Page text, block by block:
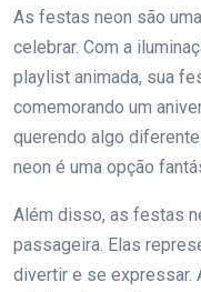
As festas neon são
celebrar. Com a
playlist animada, sua
comemorando um
querendo algo
neon é uma opção
Além disso, as festas
passageira. Elas
divertir e se expressar.